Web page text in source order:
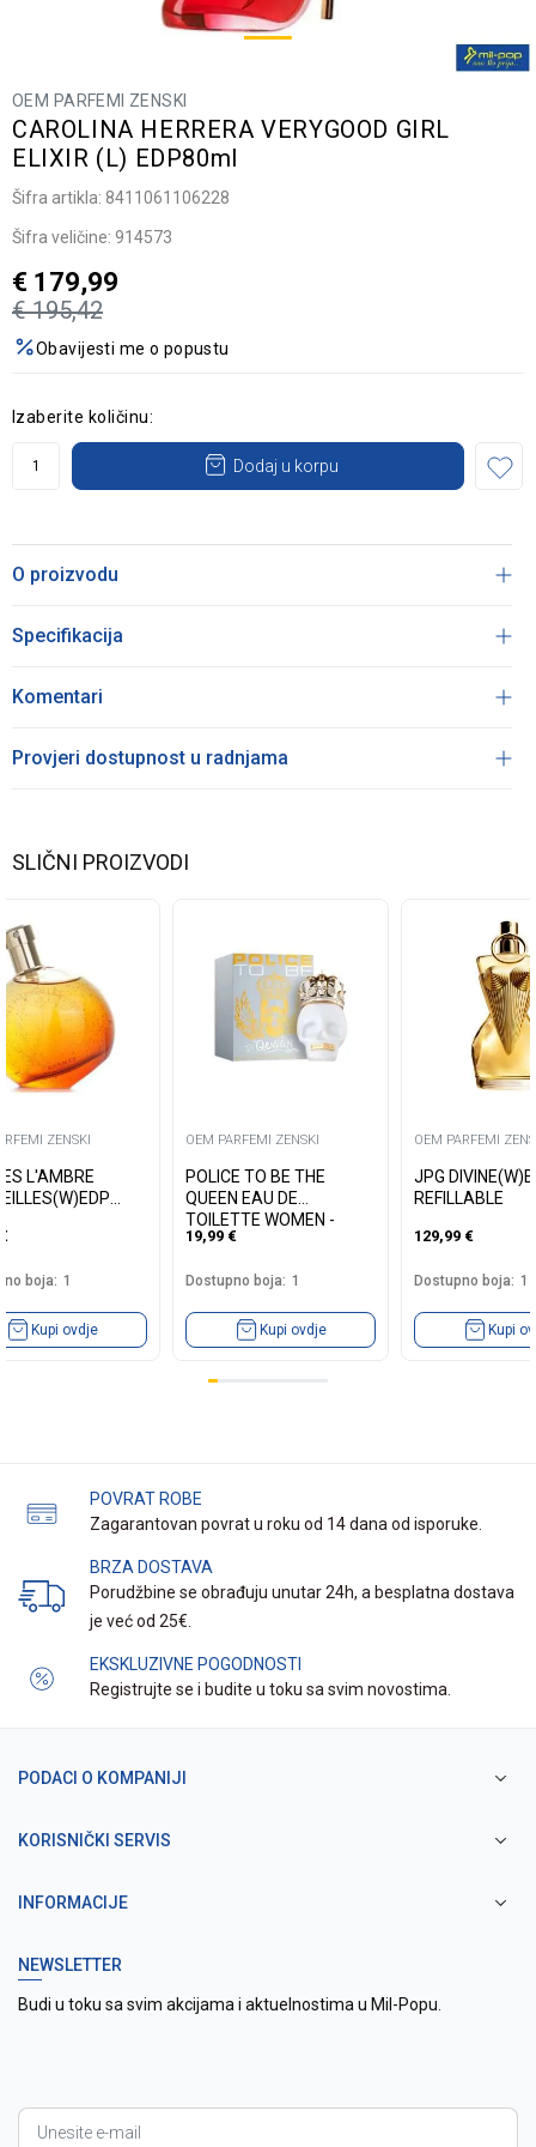
OEM PARFEMI ZENSKI
CAROLINA HERRERA VERYGOOD GIRL
ELIXIR (L) EDP80ml
Šifra artikla: 8411061106228
Šifra veličine: 914573
€ 195,42
€ 179,99
Obavijesti me o popustu
Izaberite količinu:
Dodaj u korpu
O proizvodu
Specifikacija
Komentari
Provjeri dostupnost u radnjama
SLIČNI PROIZVODI
ZENSKI
L'AMBRE
€
boja: 1
Kupi ovdje
OEM PARFEMI ZENSKI
POLICE TO BE THE
QUEEN EAU DE
TOILETTE WOMEN -
40ML
19,99 €
Dostupno boja: 1
Kupi ovdje
OEM PARFEMI
JPG
REFILLABLE
129,99 €
Dostupno boja: 1
Kupi
POVRAT ROBE
Zagarantovan povrat u roku od 14 dana od isporuke.
BRZA DOSTAVA
Porudžbine se obrađuju unutar 24h, a besplatna dostava
je već od 25€.
EKSKLUZIVNE POGODNOSTI
Registrujte se i budite u toku sa svim novostima.
PODACI O KOMPANIJI
KORISNIČKI SERVIS
INFORMACIJE
NEWSLETTER
Budi u toku sa svim akcijama i aktuelnostima u Mil-Popu.